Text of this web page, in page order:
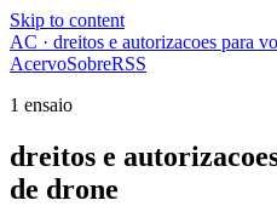
Skip to content
AC · dreitos e autorizacoes para
AcervoSobreRSS
1 ensaio
dreitos e
de drone